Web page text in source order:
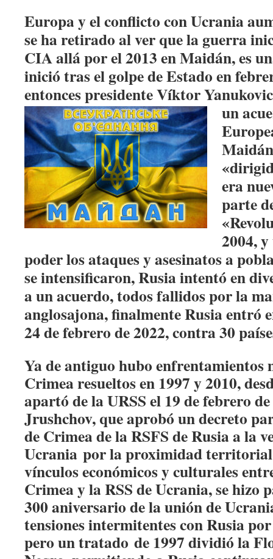
Europa y el conflicto con Ucrania
se ha retirado al ver que la guerra
CIA allá por el 2013 en Maidán, es
inició tras el golpe de Estado en
entonces presidente Víktor
un
era
parte
2004,
poder los ataques y asesinatos a
se intensificaron, Rusia intentó en
a un acuerdo, todos fallidos por la
anglosajona, finalmente Rusia entró
24 de febrero de 2022, contra 30
Ya de antiguo hubo enfrentamientos
Crimea resueltos en 1997 y 2010,
apartó de la URSSel 19 de febrero
Jrushchov, que aprobó un decreto
de Crimea de la RSFS de Rusia a la
Ucrania por la proximidad territorial
vínculos económicos y culturales
Crimea y la RSS de Ucrania, se hizo
300 aniversario de la unión de
tensiones intermitentes con Rusia
pero un tratado de 1997 dividió la